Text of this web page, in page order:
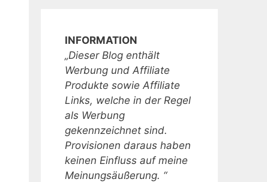
INFORMATION
„Dieser Blog enthält
Werbung und Affiliate
Produkte sowie Affiliate
Links, welche in der Regel
als Werbung
gekennzeichnet sind.
Provisionen daraus haben
keinen Einfluss auf meine
Meinungsäußerung. “